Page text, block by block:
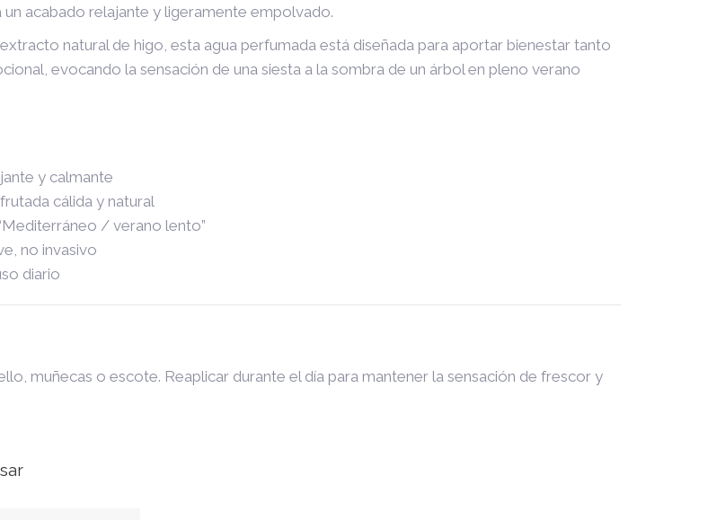
un acabado relajante y ligeramente empolvado.
natural de higo, esta agua perfumada está diseñada para aportar bienestar tanto
evocando la sensación de una siesta a la sombra de un árbol en pleno verano
y calmante
cálida y natural
/ verano lento”
no invasivo
diario
muñecas o escote. Reaplicar durante el día para mantener la sensación de frescor y